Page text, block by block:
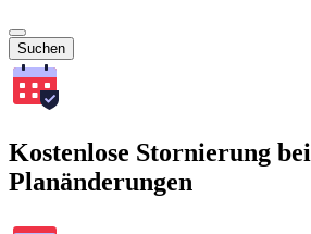
Suchen
Kostenlose Stornierung bei
Planänderungen